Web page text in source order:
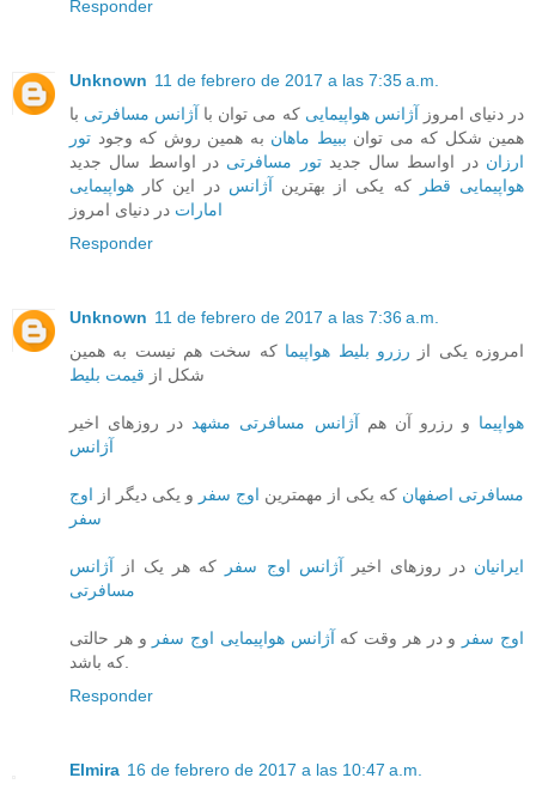
Responder
Unknown 11 de febrero de 2017 a las 7:35 a.m.
در دنیای امروز آژانس هواپیمایی که می توان با آژانس مسافرتی با
همین شکل که می توان ببیط ماهان به همین روش که وجود تور
ارزان در اواسط سال جدیدتور مسافرتی در اواسط سال جدید
هواپیمایی قطر
که یکی از بهترین آژانس در این کار هواپیمایی
امارات در دنیای امروز
Responder
Unknown 11 de febrero de 2017 a las 7:36 a.m.
امروزه یکی از رزرو بلیط هواپیما که سخت هم نیست به همین
شکل از قیمت بلیط
هواپیما و رزرو آن هم آژانس مسافرتی مشهد در روزهای اخیر
آژانس
مسافرتی اصفهان که یکی از مهمترین اوج سفر و یکی دیگر از اوج
سفر
ایرانیان در روزهای اخیر آژانس اوج سفر که هر یک از آژانس
مسافرتی
اوج سفر و در هر وقت که آژانس هواپیمایی اوج سفر و هر حالتی
Responder
Elmira 16 de febrero de 2017 a las 10:47 a.m.